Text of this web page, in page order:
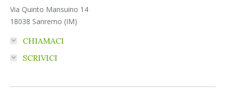
Via Quinto Mansuino 14
18038 Sanremo (IM)
CHIAMACI
SCRIVICI